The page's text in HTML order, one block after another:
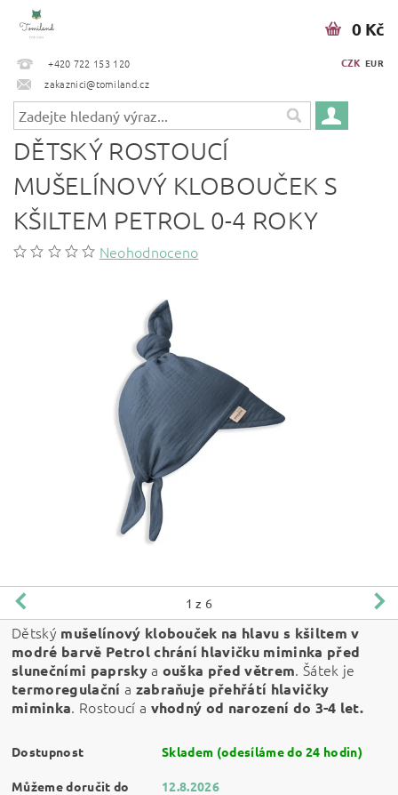
+420 722 153 120
zakaznici@tomiland.cz
CZK EUR
0 Kč
DĚTSKÝ ROSTOUCÍ
MUŠELÍNOVÝ KLOBOUČEK S
KŠILTEM PETROL 0-4 ROKY
Neohodnoceno
1 z 6
Dětský mušelínový klobouček na hlavu s kšiltem v
modré barvě Petrol chrání hlavičku miminka před
slunečními paprskya ouška před větrem. Šátek je
termoregulační a zabraňuje přehřátí hlavičky
miminka. Rostoucí a vhodný od narození do 3-4 let.
Dostupnost Skladem (odesíláme do 24 hodin)
Můžeme doručit do 12.8.2026